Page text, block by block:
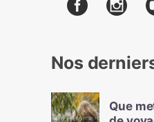
Nos
Que